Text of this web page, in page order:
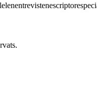
elenentrevistenescriptor